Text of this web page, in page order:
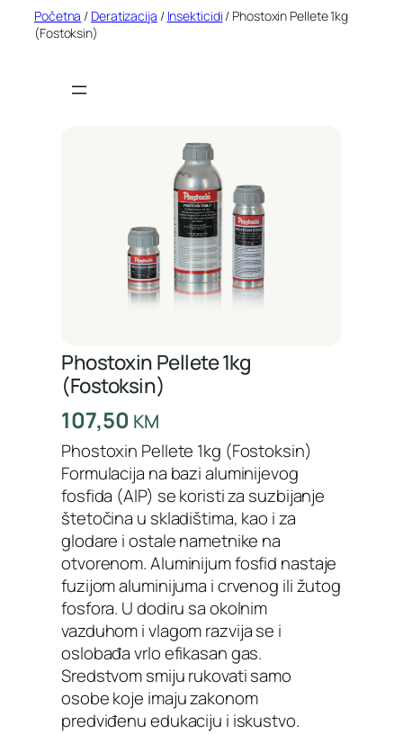
Početna / Deratizacija / Insekticidi / Phostoxin Pellete 1kg
(Fostoksin)
Phostoxin Pellete 1kg
(Fostoksin)
107,50 KM
Phostoxin Pellete 1kg (Fostoksin)
Formulacija na bazi aluminijevog
fosfida (AlP) se koristi za suzbijanje
štetočina u skladištima, kao i za
glodare i ostale nametnike na
otvorenom. Aluminijum fosfid nastaje
fuzijom aluminijuma i crvenog ili žutog
fosfora. U dodiru sa okolnim
vazduhom i vlagom razvija se i
oslobađa vrlo efikasan gas.
Sredstvom smiju rukovati samo
osobe koje imaju zakonom
predviđenu edukaciju i iskustvo.